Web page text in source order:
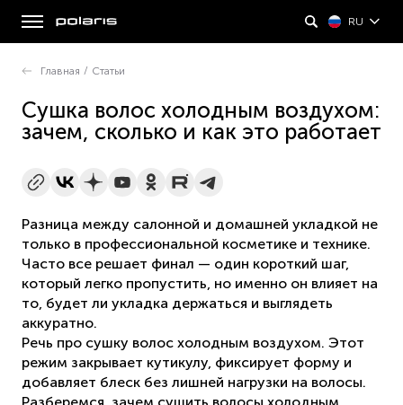
RU
Главная / Статьи
Сушка волос холодным воздухом:
зачем, сколько и как это работает
Разница между салонной и домашней укладкой не
только в профессиональной косметике и технике.
Часто все решает финал — один короткий шаг,
который легко пропустить, но именно он влияет на
то, будет ли укладка держаться и выглядеть
аккуратно.
Речь про сушку волос холодным воздухом. Этот
режим закрывает кутикулу, фиксирует форму и
добавляет блеск без лишней нагрузки на волосы.